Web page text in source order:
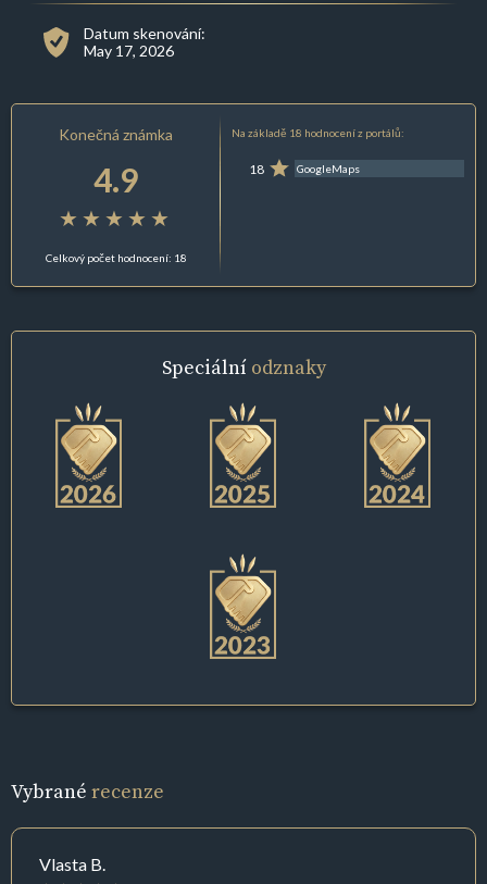
Datum skenování:
May 17, 2026
Konečná známka
4.9
Celkový počet hodnocení: 18
Na základě 18 hodnocení z portálů:
18 GoogleMaps
Speciální odznaky
Vybrané recenze
Vlasta B.